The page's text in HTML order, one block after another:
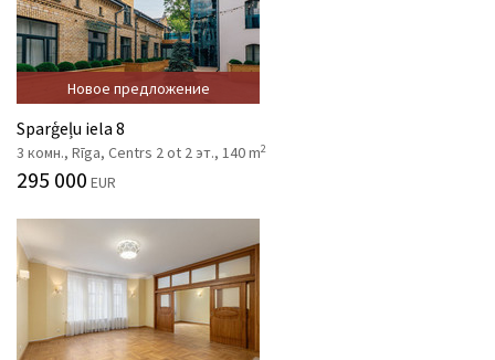
Новое предложение
Sparģeļu iela 8
3 комн., Rīga, Centrs 2 ot 2 эт., 140 m2
295 000 EUR